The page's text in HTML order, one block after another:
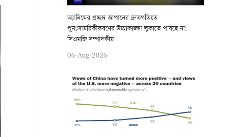
অ্যানিমের প্রচ্ছদ জাপানের দ্রুতগতিতে
পুনঃসামরিকীকরণের উচ্চাকাঙ্ক্ষা লুকাতে পারছে না:
সিএমজি সম্পাদকীয়
06-Aug-2026